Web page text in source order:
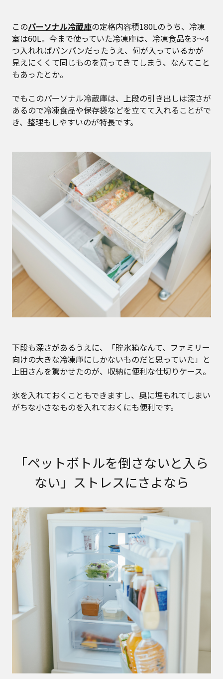
このパーソナル冷蔵庫の定格内容積180Lのうち、冷凍
室は60L。今まで使っていた冷凍庫は、冷凍食品を3〜4
つ入れればパンパンだったうえ、何が入っているかが
見えにくくて同じものを買ってきてしまう、なんてこと
もあったとか。
でもこのパーソナル冷蔵庫は、上段の引き出しは深さが
あるので冷凍食品や保存袋などを立てて入れることがで
き、整理もしやすいのが特長です。
下段も深さがあるうえに、「貯氷箱なんて、ファミリー
向けの大きな冷凍庫にしかないものだと思っていた」と
上田さんを驚かせたのが、収納に便利な仕切りケース。
氷を入れておくこともできますし、奥に埋もれてしまい
がちな小さなものを入れておくにも便利です。
「ペットボトルを倒さないと入ら
ない」ストレスにさよなら